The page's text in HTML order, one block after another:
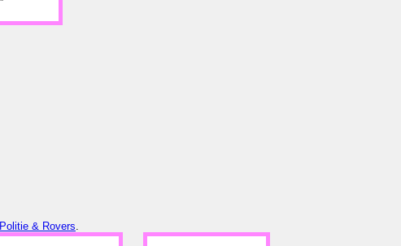
Politie & Rovers.